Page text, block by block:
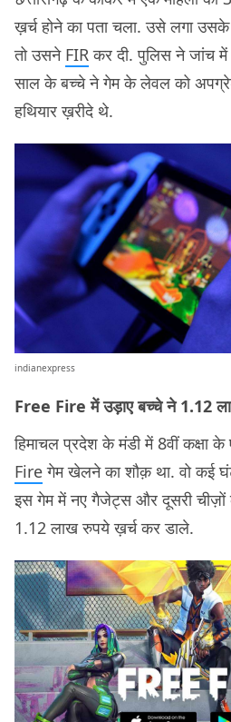
ख़र्च होने का पता चला. उसे लगा
तो उसने FIRकर दी. पुलिस ने जांच में
साल के बच्चे ने गेम के लेवल को
हथियार ख़रीदे थे.
indianexpress
Free Fire में उड़ाए बच्चे ने 1.12
हिमाचल प्रदेश के मंडी में 8वीं कक्षा
Fireगेम खेलने का शौक़ था. वो कई
इस गेम में नए गैजेट्स और दूसरी चीज़ों
1.12 लाख रुपये ख़र्च कर डाले.